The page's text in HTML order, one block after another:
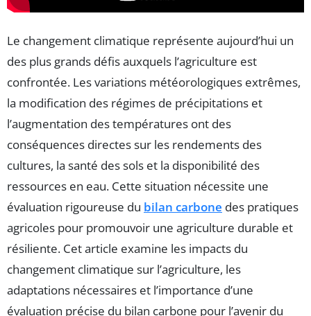
Le changement climatique représente aujourd’hui un
des plus grands défis auxquels l’agriculture est
confrontée. Les variations météorologiques extrêmes,
la modification des régimes de précipitations et
l’augmentation des températures ont des
conséquences directes sur les rendements des
cultures, la santé des sols et la disponibilité des
ressources en eau. Cette situation nécessite une
évaluation rigoureuse du bilan carbone des pratiques
agricoles pour promouvoir une agriculture durable et
résiliente. Cet article examine les impacts du
changement climatique sur l’agriculture, les
adaptations nécessaires et l’importance d’une
évaluation précise du bilan carbone pour l’avenir du